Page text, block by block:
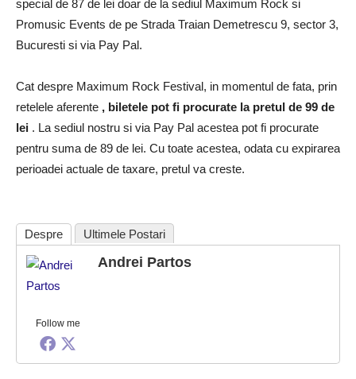
special de 87 de lei doar de la sediul Maximum Rock si
Promusic Events de pe Strada Traian Demetrescu 9, sector 3,
Bucuresti si via Pay Pal.
Cat despre Maximum Rock Festival, in momentul de fata, prin
retelele aferente , biletele pot fi procurate la pretul de 99 de
lei . La sediul nostru si via Pay Pal acestea pot fi procurate
pentru suma de 89 de lei. Cu toate acestea, odata cu expirarea
perioadei actuale de taxare, pretul va creste.
Despre Ultimele Postari
Follow me
Andrei Partos